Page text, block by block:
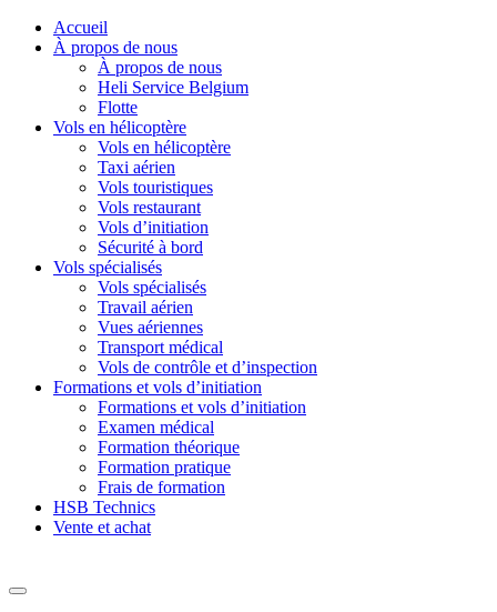
Accueil
À propos de nous
À propos de nous
Heli Service Belgium
Flotte
Vols en hélicoptère
Vols en hélicoptère
Taxi aérien
Vols touristiques
Vols restaurant
Vols d’initiation
Sécurité à bord
Vols spécialisés
Vols spécialisés
Travail aérien
Vues aériennes
Transport médical
Vols de contrôle et d’inspection
Formations et vols d’initiation
Formations et vols d’initiation
Examen médical
Formation théorique
Formation pratique
Frais de formation
HSB Technics
Vente et achat